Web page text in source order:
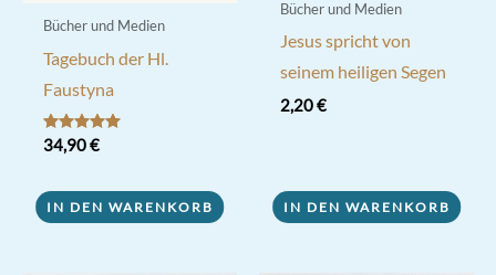
Bücher und Medien
Tagebuch der Hl.
Faustyna
Bewertet mit
5.00
34,90€
IN DEN WARENKORB
Bücher und Medien
Jesus spricht von
seinem heiligen Segen
2,20€
IN DEN WARENKORB